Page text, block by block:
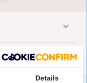
Details